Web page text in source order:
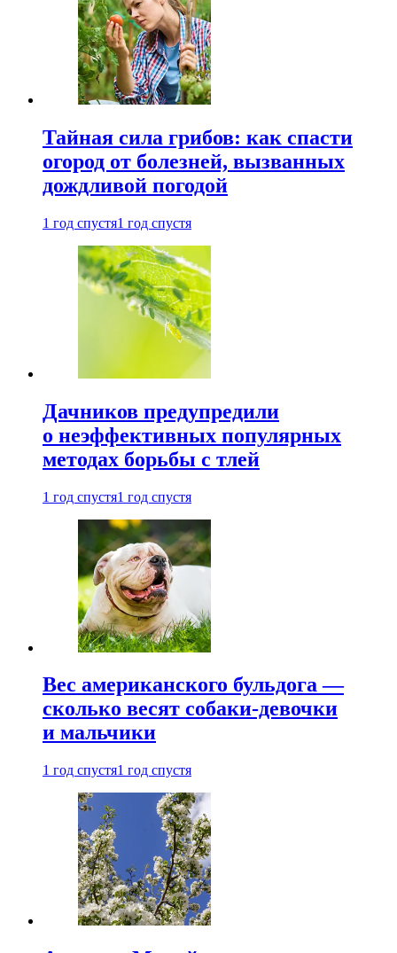
Тайная сила грибов: как спасти
огород от болезней, вызванных
дождливой погодой
1 год спустя1 год спустя
Дачников предупредили
о неэффективных популярных
методах борьбы с тлей
1 год спустя1 год спустя
Вес американского бульдога —
сколько весят собаки-девочки
и мальчики
1 год спустя1 год спустя